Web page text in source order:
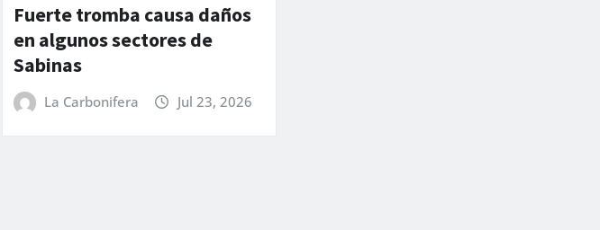
Fuerte tromba causa daños
en algunos sectores de
Sabinas
La Carbonifera Jul 23, 2026